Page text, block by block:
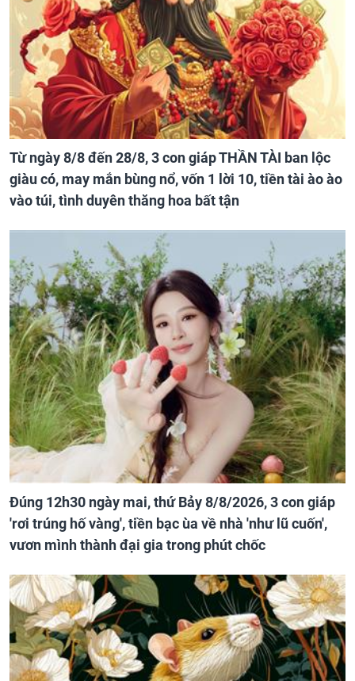
Từ ngày 8/8 đến 28/8, 3 con giáp THẦN TÀI ban lộc
giàu có, may mắn bùng nổ, vốn 1 lời 10, tiền tài ào ào
vào túi, tình duyên thăng hoa bất tận
Đúng 12h30 ngày mai, thứ Bảy 8/8/2026, 3 con giáp
'rơi trúng hố vàng', tiền bạc ùa về nhà 'như lũ cuốn',
vươn mình thành đại gia trong phút chốc